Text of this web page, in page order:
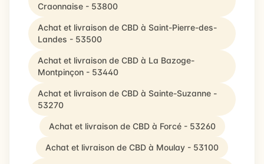
Craonnaise - 53800
Achat et livraison de CBD à Saint-Pierre-des-
Landes - 53500
Achat et livraison de CBD à La Bazoge-
Montpinçon - 53440
Achat et livraison de CBD à Sainte-Suzanne -
53270
Achat et livraison de CBD à Forcé - 53260
Achat et livraison de CBD à Moulay - 53100